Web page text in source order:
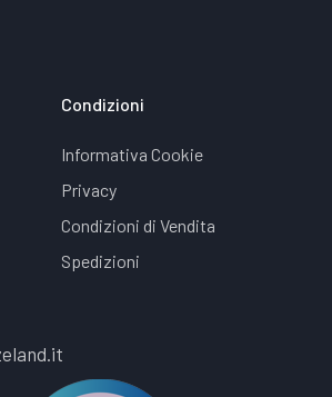
Condizioni
Informativa Cookie
Privacy
Condizioni di Vendita
Spedizioni